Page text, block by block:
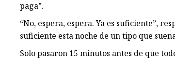
paga”.
“No, espera, espera. Ya es suficiente”,
suficiente esta noche de un tipo que
Solo pasaron 15 minutos antes de que